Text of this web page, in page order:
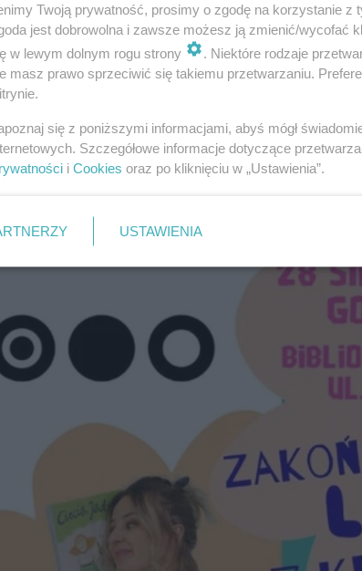
Twoją prywatność, prosimy o zgodę na korzystanie z
jest dobrowolna i zawsze możesz ją zmienić/wycofać
w lewym dolnym rogu strony
. Niektóre rodzaje
masz prawo sprzeciwić się takiemu przetwarzaniu.
się z poniższymi informacjami, abyś mógł
Szczegółowe informacje dotyczące
i Cookies oraz po kliknięciu w „Ustawienia”.
USTAWIENIA